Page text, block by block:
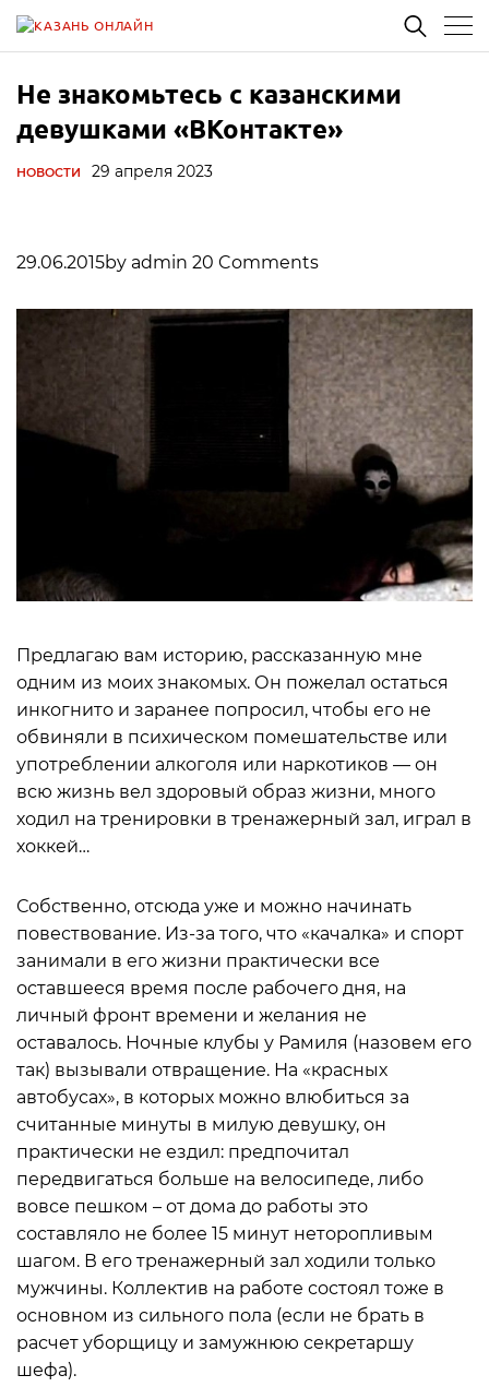
Не знакомьтесь с казанскими
девушками «ВКонтакте»
НОВОСТИ 29 апреля 2023
29.06.2015by admin 20 Comments
Предлагаю вам историю, рассказанную мне
одним из моих знакомых. Он пожелал остаться
инкогнито и заранее попросил, чтобы его не
обвиняли в психическом помешательстве или
употреблении алкоголя или наркотиков — он
всю жизнь вел здоровый образ жизни, много
ходил на тренировки в тренажерный зал, играл в
хоккей…
Собственно, отсюда уже и можно начинать
повествование. Из-за того, что «качалка» и спорт
занимали в его жизни практически все
оставшееся время после рабочего дня, на
личный фронт времени и желания не
оставалось. Ночные клубы у Рамиля (назовем его
так) вызывали отвращение. На «красных
автобусах», в которых можно влюбиться за
считанные минуты в милую девушку, он
практически не ездил: предпочитал
передвигаться больше на велосипеде, либо
вовсе пешком – от дома до работы это
составляло не более 15 минут неторопливым
шагом. В его тренажерный зал ходили только
мужчины. Коллектив на работе состоял тоже в
основном из сильного пола (если не брать в
расчет уборщицу и замужнюю секретаршу
шефа).